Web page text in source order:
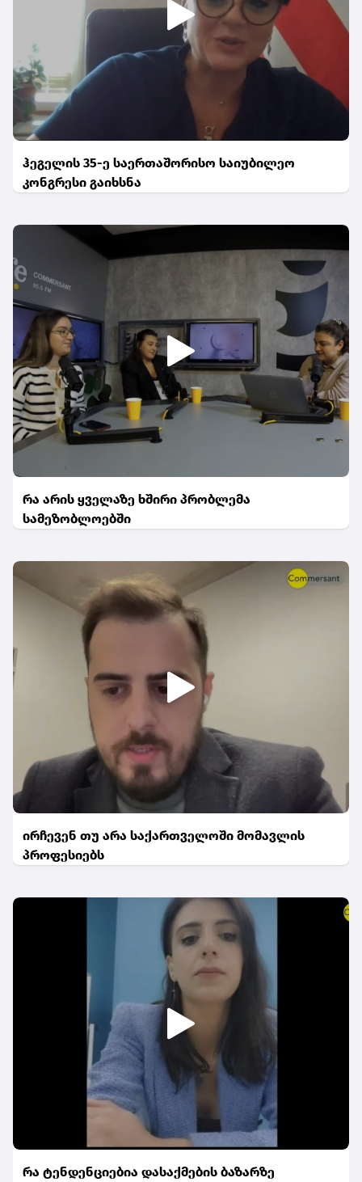
ჰეგელის 35-ე საერთაშორისო საიუბილეო
კონგრესი გაიხსნა
რა არის ყველაზე ხშირი პრობლემა
სამეზობლოებში
ირჩევენ თუ არა საქართველოში მომავლის
პროფესიებს
რა ტენდენციებია დასაქმების ბაზარზე